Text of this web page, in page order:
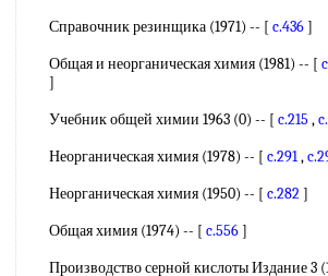
Справочник резинщика (1971) -- [ c.436]
Общая и неорганическая химия (1981) -- [
]
Учебник общей химии 1963 (0) -- [ c.215 ,
Неорганическая химия (1978) -- [ c.291,
Неорганическая химия (1950) -- [ c.282]
Общая химия (1974) -- [ c.556]
Производство серной кислоты Издание 3